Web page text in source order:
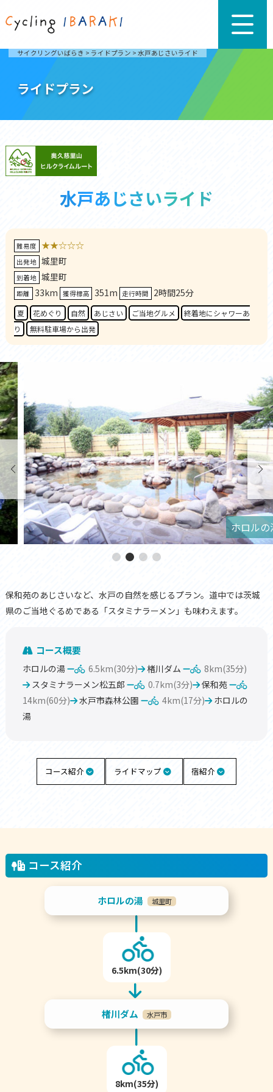
サイクリングいばらき > ライドプラン > 水戸あじさいライド
ライドプラン
水戸あじさいライド
難易度 ★★☆☆☆
出発地 城里町
到着地 城里町
距離 33km 獲得標高 351m 走行時間 2時間25分
夏 花めぐり 自然 あじさい ご当地グルメ
終着地にシャワーあ
り
無料駐車場から出発
ホロルの湯
保和苑のあじさいなど、水戸の自然を感じるプラン。道中では茨城
県のご当地ぐるめである「スタミナラーメン」も味わえます。
コース概要
ホロルの湯 6.5km(30分) 楮川ダム
8km(35分)
スタミナラーメン松五郎
0.7km(3分)
保和苑
14km(60分)
水戸市森林公園 4km(17分)
ホロルの
湯
コース紹介 ライドマップ 宿紹介
コース紹介
ホロルの湯 城里町
6.5km(30分)
楮川ダム 水戸市
8km(35分)